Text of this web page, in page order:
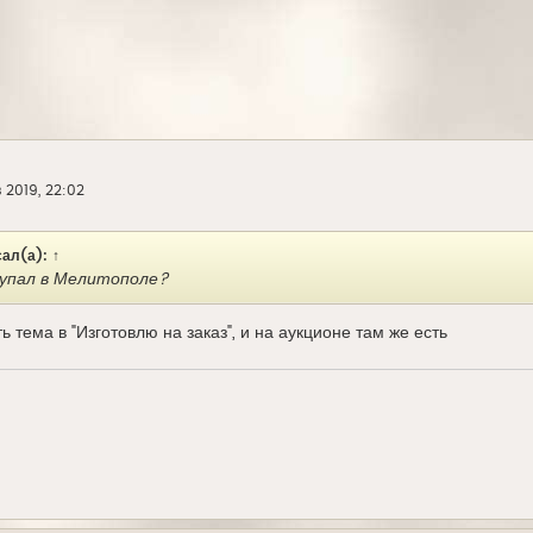
22:02
↑
в Мелитополе?
тема в "Изготовлю на заказ", и на аукционе там же есть